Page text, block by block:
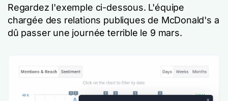
Regardez l'exemple ci-dessous. L'équipe
chargée des relations publiques de McDonald's a
dû passer une journée terrible le 9 mars.